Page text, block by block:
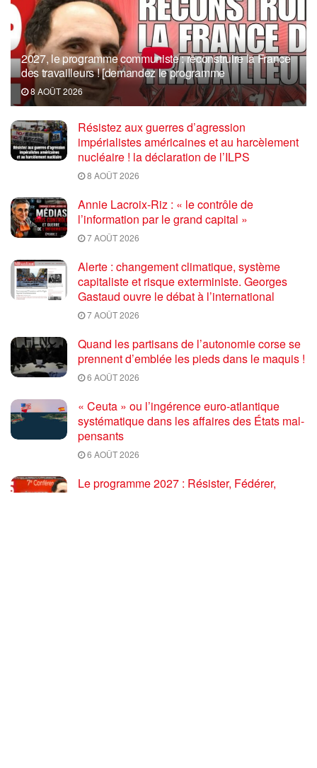
2027, le programme communiste : reconstruire la France
des travailleurs ! [demandez le programme
8 AOÛT 2026
Résistez aux guerres d’agression
impérialistes américaines et au harcèlement
nucléaire ! la déclaration de l’ILPS
8 AOÛT 2026
Annie Lacroix-Riz : « le contrôle de
l’information par le grand capital »
7 AOÛT 2026
Alerte : changement climatique, système
capitaliste et risque exterministe. Georges
Gastaud ouvre le débat à l’international
7 AOÛT 2026
Quand les partisans de l’autonomie corse se
prennent d’emblée les pieds dans le maquis !
6 AOÛT 2026
« Ceuta » ou l’ingérence euro-atlantique
systématique dans les affaires des États mal-
pensants
6 AOÛT 2026
Le programme 2027 : Résister, Fédérer,